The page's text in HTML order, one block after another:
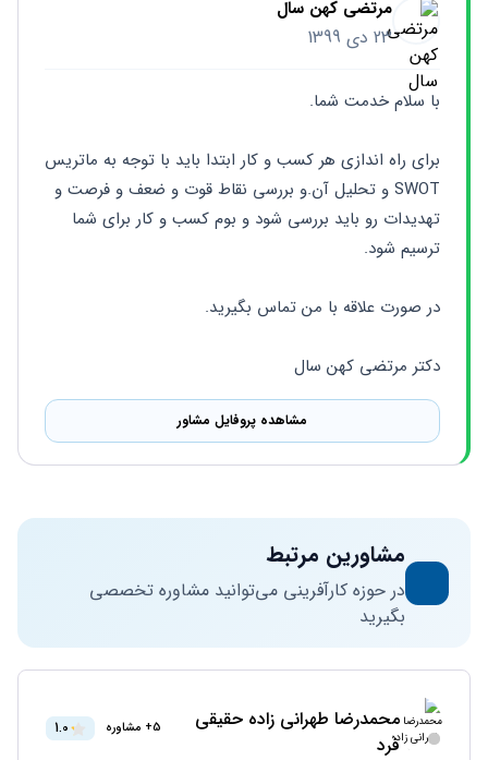
مرتضی کهن سال
23 دی 1399
با سلام خدمت شما.
ترسیم شود.
در صورت علاقه با من تماس بگیرید.
دکتر مرتضی کهن سال
مشاهده پروفایل مشاور
مشاورین مرتبط
در حوزه کارآفرینی می‌توانید مشاوره تخصصی
بگیرید
محمدرضا طهرانى زاده حقيقى
فرد
5+ مشاوره 1.0